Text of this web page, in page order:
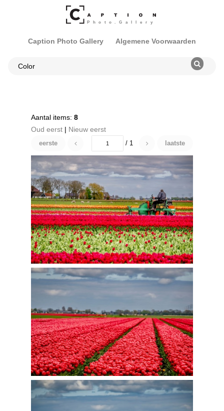
Caption Photo Gallery Algemene Voorwaarden
Aantal items: 8
Oud eerst | Nieuw eerst
eerste / 1 laatste